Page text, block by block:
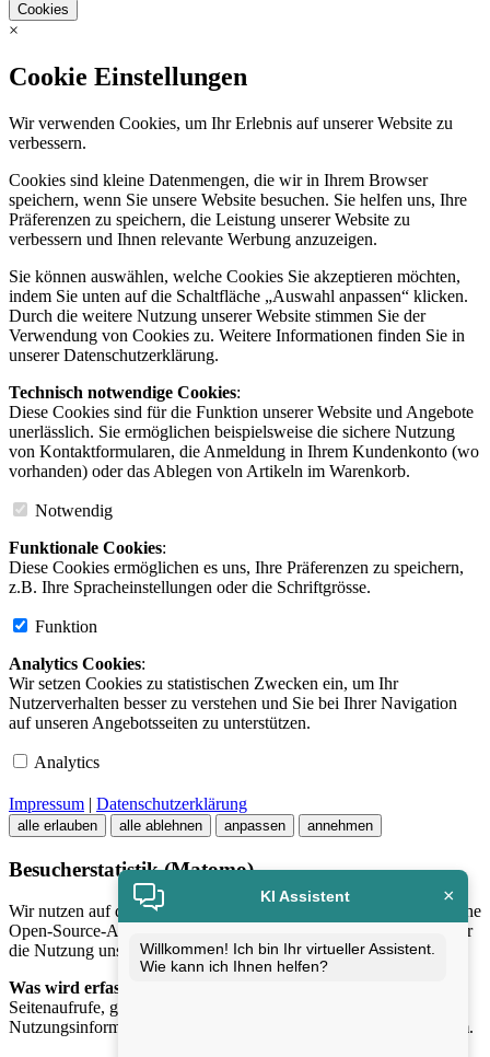
Cookies
×
Cookie Einstellungen
Wir verwenden Cookies, um Ihr Erlebnis auf unserer Website zu
verbessern.
Cookies sind kleine Datenmengen, die wir in Ihrem Browser
speichern, wenn Sie unsere Website besuchen. Sie helfen uns, Ihre
Präferenzen zu speichern, die Leistung unserer Website zu
verbessern und Ihnen relevante Werbung anzuzeigen.
Sie können auswählen, welche Cookies Sie akzeptieren möchten,
indem Sie unten auf die Schaltfläche „Auswahl anpassen“ klicken.
Durch die weitere Nutzung unserer Website stimmen Sie der
Verwendung von Cookies zu. Weitere Informationen finden Sie in
unserer Datenschutzerklärung.
Technisch notwendige Cookies:
Diese Cookies sind für die Funktion unserer Website und Angebote
unerlässlich. Sie ermöglichen beispielsweise die sichere Nutzung
von Kontaktformularen, die Anmeldung in Ihrem Kundenkonto (wo
vorhanden) oder das Ablegen von Artikeln im Warenkorb.
Notwendig
Funktionale Cookies:
Diese Cookies ermöglichen es uns, Ihre Präferenzen zu speichern,
z.B. Ihre Spracheinstellungen oder die Schriftgrösse.
Funktion
Analytics Cookies:
Wir setzen Cookies zu statistischen Zwecken ein, um Ihr
Nutzerverhalten besser zu verstehen und Sie bei Ihrer Navigation
auf unseren Angebotsseiten zu unterstützen.
Analytics
Impressum | Datenschutzerklärung
alle erlauben alle ablehnen anpassen annehmen
Besucherstatistik (Matomo)
Wir nutzen auf dieser Website
, eine datenschutzfreundliche
Open-Source-Analyse-Software, um anonymisierte Statistiken über
die Nutzung unserer Website zu erhalten.
Was wird erfasst?
Seitenaufrufe, genutzte Geräteklassen und allgemeine
Nutzungsinformationen – ausschliesslich in
anonymisierter Form.
KI Assistent ×
Willkommen! Ich bin Ihr virtueller Assistent.
Wie kann ich Ihnen helfen?